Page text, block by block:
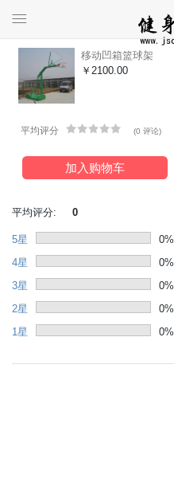
移动凹箱篮球架
￥2100.00
平均评分 (0 评论)
加入购物车
平均评分: 0
5星
0%
4星
0%
3星
0%
2星
0%
1星
0%